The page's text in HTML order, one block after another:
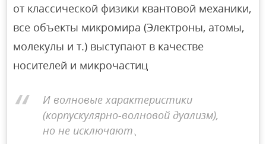
от классической физики квантовой механики,
все объекты микромира (Электроны, атомы,
молекулы и т.) выступают в качестве
носителей и микрочастиц
И волновые характеристики
(корпускулярно-волновой дуализм),
но не исключают、